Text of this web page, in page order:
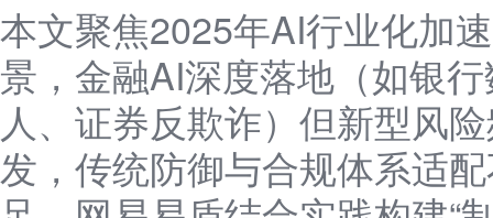
本文聚焦2025年AI行业化加
景，金融AI深度落地（如银
人、证券反欺诈）但新型风
发，传统防御与合规体系适